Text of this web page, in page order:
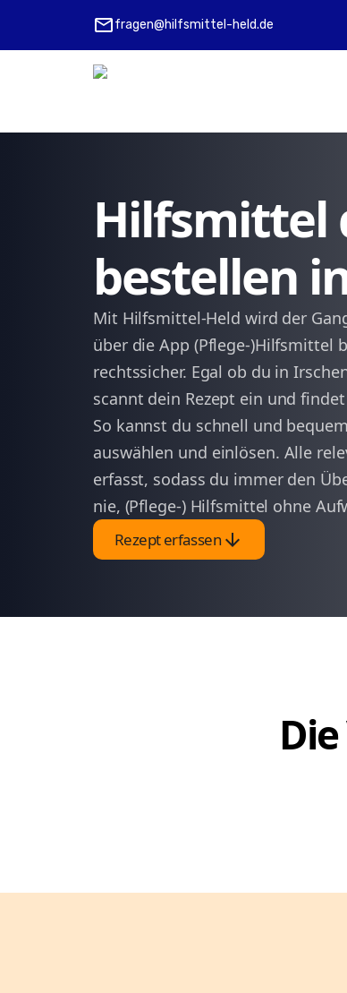
mailfragen@hilfsmittel-held.de
Hilfsmittel
bestellen
Mit Hilfsmittel-Held wird der
über die App (Pflege-)Hilfsmittel
rechtssicher. Egal ob du in
scannt dein Rezept ein und
So kannst du schnell und
auswählen und einlösen. Alle
erfasst, sodass du immer den
nie, (Pflege-) Hilfsmittel ohne
Rezept erfassenarrow_downward